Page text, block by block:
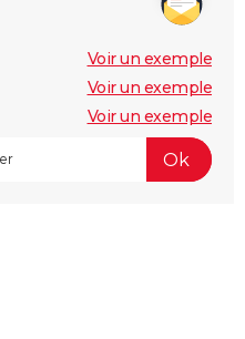
Voir un exemple
Voir un exemple
Voir un exemple